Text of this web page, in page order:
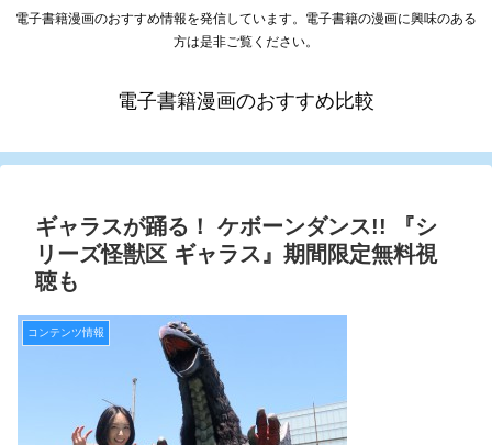
電子書籍漫画のおすすめ情報を発信しています。電子書籍の漫画に興味のある
方は是非ご覧ください。
電子書籍漫画のおすすめ比較
ギャラスが踊る！ ケボーンダンス!! 『シ
リーズ怪獣区 ギャラス』期間限定無料視
聴も
コンテンツ情報